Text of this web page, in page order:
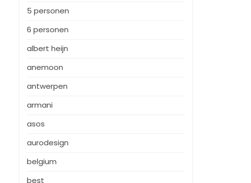
5 personen
6 personen
albert heijn
anemoon
antwerpen
armani
asos
aurodesign
belgium
best